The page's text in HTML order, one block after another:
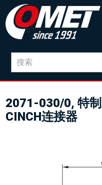
2071-030/0, 特
CINCH连接器